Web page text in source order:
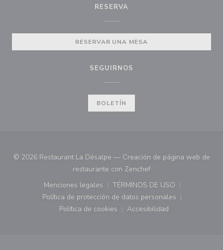
RESERVA
RESERVAR UNA MESA
SEGUIRNOS
BOLETÍN
© 2026 Restaurant La Désalpe — Creación de página web de
restaurante con Zenchef((abre en una nueva
Menciones legales
((abre en una nueva ventana))
TÉRMINOS DE USO
((abre en una nueva
Política de protección de datos personales
((abre en una nueva ventana))
Política de cookies
((abre en una nueva ventana))
Accesibilidad
((abre en una nueva